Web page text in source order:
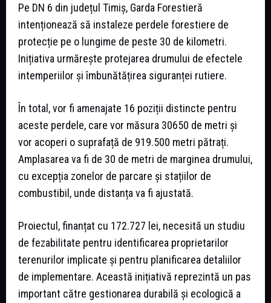
Pe DN 6 din județul Timiș, Garda Forestieră
intenționează să instaleze perdele forestiere de
protecție pe o lungime de peste 30 de kilometri.
Inițiativa urmărește protejarea drumului de efectele
intemperiilor și îmbunătățirea siguranței rutiere.
În total, vor fi amenajate 16 poziții distincte pentru
aceste perdele, care vor măsura 30650 de metri și
vor acoperi o suprafață de 919.500 metri pătrați.
Amplasarea va fi de 30 de metri de marginea drumului,
cu excepția zonelor de parcare și stațiilor de
combustibil, unde distanța va fi ajustată.
Proiectul, finanțat cu 172.727 lei, necesită un studiu
de fezabilitate pentru identificarea proprietarilor
terenurilor implicate și pentru planificarea detaliilor
de implementare. Această inițiativă reprezintă un pas
important către gestionarea durabilă și ecologică a